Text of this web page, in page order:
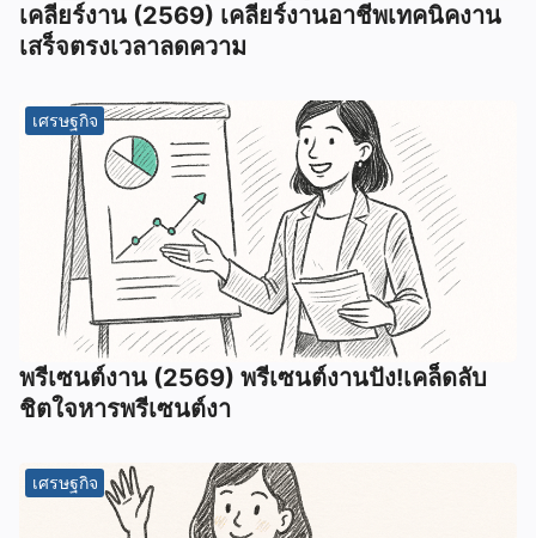
เคลียร์งาน (2569) เคลียร์งานอาชีพเทคนิคงาน
เสร็จตรงเวลาลดความ
เศรษฐกิจ
พรีเซนต์งาน (2569) พรีเซนต์งานปัง!เคล็ดลับ
ชิตใจหารพรีเซนต์งา
เศรษฐกิจ